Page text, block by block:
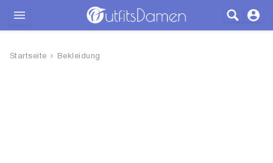
Startseite Bekleidung